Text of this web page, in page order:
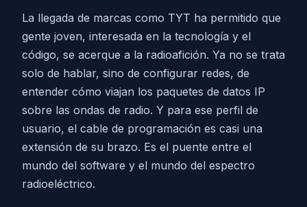
La llegada de marcas como TYT ha permitido que
gente joven, interesada en la tecnología y el
código, se acerque a la radioafición. Ya no se trata
solo de hablar, sino de configurar redes, de
entender cómo viajan los paquetes de datos IP
sobre las ondas de radio. Y para ese perfil de
usuario, el cable de programación es casi una
extensión de su brazo. Es el puente entre el
mundo del software y el mundo del espectro
radioeléctrico.